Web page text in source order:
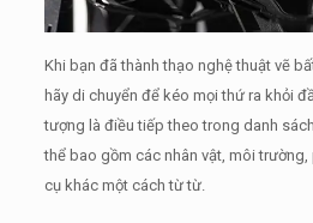
Khi bạn đã thành thạo nghệ thuật vẽ
hãy di chuyển để kéo mọi thứ ra khỏi
tượng là điều tiếp theo trong danh
thể bao gồm các nhân vật, môi
cụ khác một cách từ từ.